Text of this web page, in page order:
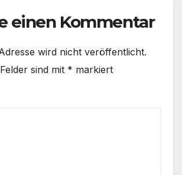
einen Kommentar
wird nicht veröffentlicht.
sind mit * markiert